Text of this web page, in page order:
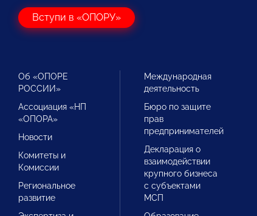
Вступи в «ОПОРУ»
Об «ОПОРЕ
РОССИИ»
Ассоциация «НП
«ОПОРА»
Новости
Комитеты и
Комиссии
Региональное
развитие
Международная
деятельность
Бюро по защите
прав
предпринимателей
Декларация о
взаимодействии
крупного бизнеса
с субъектами
МСП